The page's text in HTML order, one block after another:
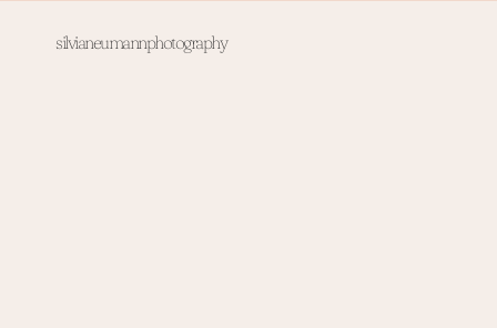
silvianeumannphotography